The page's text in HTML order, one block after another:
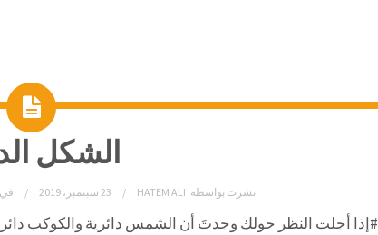
الشكل
نشرت بواسطة: HATEM ALI 23 سبتمبر، 2019 في
#إذا أجلت النظر حولك وجدتَ أن الشمس دائرية والكوكب